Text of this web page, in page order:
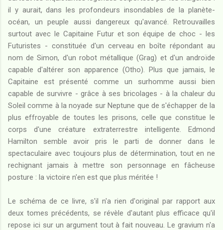
il y aurait, dans les profondeurs insondables de la planète-
océan, un peuple aussi dangereux qu'avancé. Retrouvailles
surtout avec le Capitaine Futur et son équipe de choc - les
Futuristes - constituée d'un cerveau en boîte répondant au
nom de Simon, d'un robot métallique (Grag) et d'un androïde
capable d'altérer son apparence (Otho). Plus que jamais, le
Capitaine est présenté comme un surhomme aussi bien
capable de survivre - grâce à ses bricolages - à la chaleur du
Soleil comme à la noyade sur Neptune que de s'échapper de la
plus effroyable de toutes les prisons, celle que constitue le
corps d'une créature extraterrestre intelligente. Edmond
Hamilton semble avoir pris le parti de donner dans le
spectaculaire avec toujours plus de détermination, tout en ne
rechignant jamais à mettre son personnage en fâcheuse
posture : la victoire n'en est que plus méritée !
Le schéma de ce livre, s'il n'a rien d'original par rapport aux
deux tomes précédents, se révèle d'autant plus efficace qu'il
repose ici sur un argument tout à fait nouveau. Le gravium n'a